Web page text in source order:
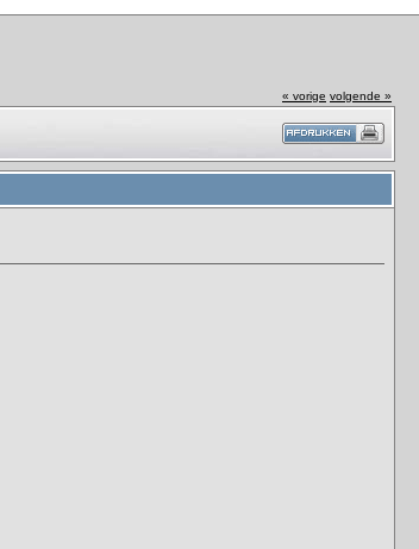
« vorige volgende »